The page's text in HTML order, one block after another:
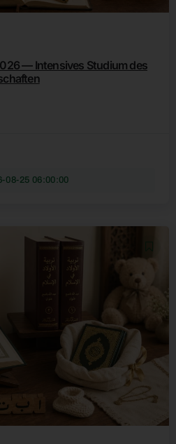
— Intensives Studium des
08-25 06:00:00